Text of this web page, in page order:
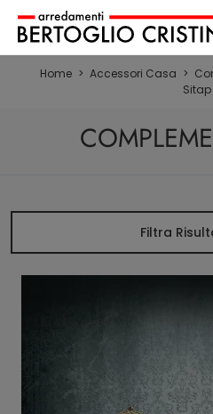
Home > Accessori Casa >
Sitap
Filtra